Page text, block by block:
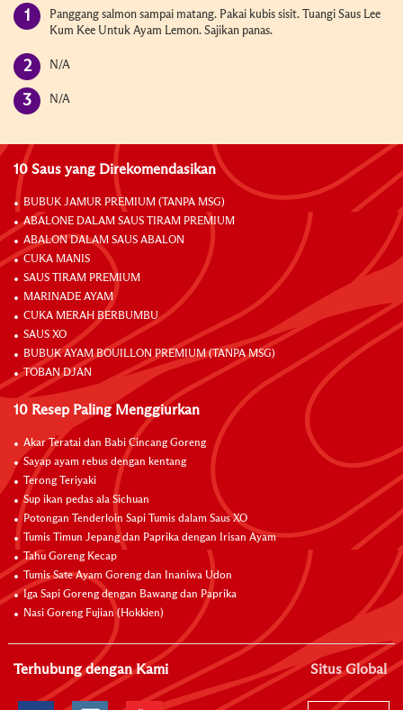
Panggang salmon sampai matang. Pakai kubis sisit. Tuangi Saus Lee
Kum Kee Untuk Ayam Lemon. Sajikan panas.
N/A
N/A
10 Saus yang Direkomendasikan
BUBUK JAMUR PREMIUM (TANPA MSG)
ABALONE DALAM SAUS TIRAM PREMIUM
ABALON DALAM SAUS ABALON
CUKA MANIS
SAUS TIRAM PREMIUM
MARINADE AYAM
CUKA MERAH BERBUMBU
SAUS XO
BUBUK AYAM BOUILLON PREMIUM (TANPA MSG)
TOBAN DJAN
10 Resep Paling Menggiurkan
Akar Teratai dan Babi Cincang Goreng
Sayap ayam rebus dengan kentang
Terong Teriyaki
Sup ikan pedas ala Sichuan
Potongan Tenderloin Sapi Tumis dalam Saus XO
Tumis Timun Jepang dan Paprika dengan Irisan Ayam
Tahu Goreng Kecap
Tumis Sate Ayam Goreng dan Inaniwa Udon
Iga Sapi Goreng dengan Bawang dan Paprika
Nasi Goreng Fujian (Hokkien)
Terhubung dengan Kami Situs Global